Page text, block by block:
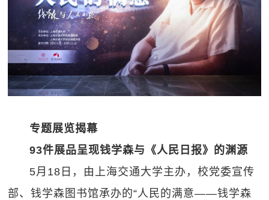
专题展览揭幕
93件展品呈现钱学森与《人民日报》的渊源
5月18日，由上海交通大学主办，校党委宣传
部、钱学森图书馆承办的“人民的满意——钱学森